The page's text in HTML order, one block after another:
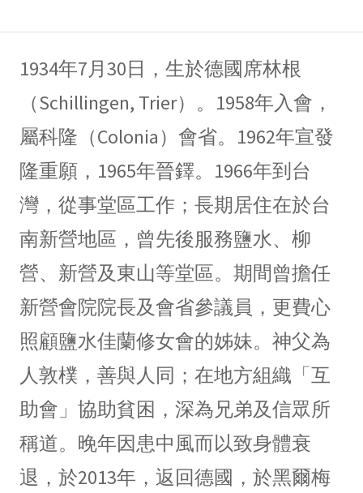
1934年7月30日，生於德國席林根
（Schillingen, Trier）。1958年入會，
屬科隆（Colonia）會省。1962年宣發
隆重願，1965年晉鐸。1966年到台
灣，從事堂區工作；長期居住在於台
南新營地區，曾先後服務鹽水、柳
營、新營及東山等堂區。期間曾擔任
新營會院院長及會省參議員，更費心
照顧鹽水佳蘭修女會的姊妹。神父為
人敦樸，善與人同；在地方組織「互
助會」協助貧困，深為兄弟及信眾所
稱道。晚年因患中風而以致身體衰
退，於2013年，返回德國，於黑爾梅